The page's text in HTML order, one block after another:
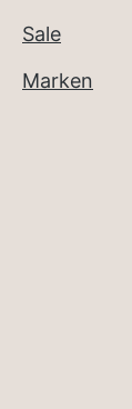
Sale
Marken